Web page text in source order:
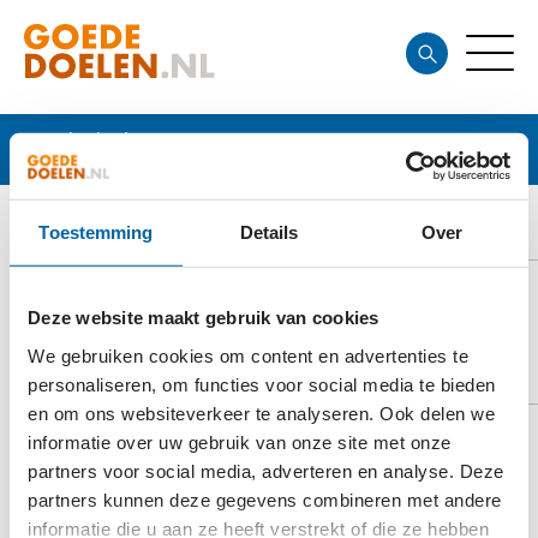
Toestemming Details Over
Deze website maakt gebruik van cookies
We gebruiken cookies om content en advertenties te
personaliseren, om functies voor social media te bieden
en om ons websiteverkeer te analyseren. Ook delen we
informatie over uw gebruik van onze site met onze
partners voor social media, adverteren en analyse. Deze
partners kunnen deze gegevens combineren met andere
informatie die u aan ze heeft verstrekt of die ze hebben
Goede doelen
VRIENDEN VAN ONS ZIEKENHUIS
DOELSTELLING
Realiseren van extra voorzieningen die ruimte
bieden voor afleiding, ontspanning, troost of zelfs